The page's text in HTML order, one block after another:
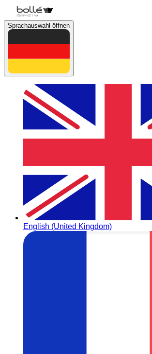
Sprachauswahl öffnen
English (United Kingdom)